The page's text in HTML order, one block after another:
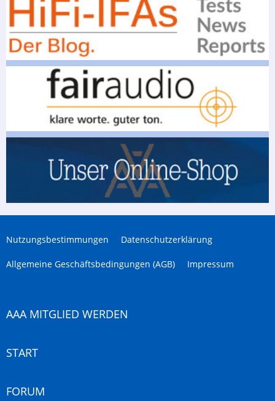
Nutzungsbestimmungen Datenschutzerklärung
Allgemeine Geschäftsbedingungen (AGB) Impressum
AAA MITGLIED WERDEN
START
FORUM